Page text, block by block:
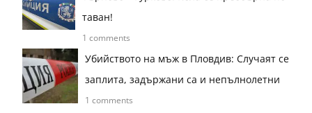
таван!
1 comments
Убийството на мъж в Пловдив: Случаят се
заплита, задържани са и непълнолетни
1 comments